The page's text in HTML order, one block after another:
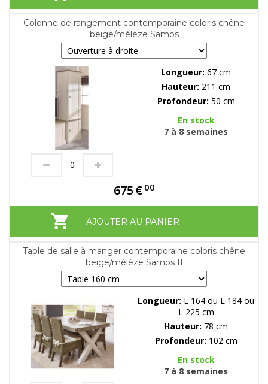
Colonne de rangement contemporaine coloris chêne
beige/mélèze Samos
Longueur: 67 cm
Hauteur: 211 cm
Profondeur: 50 cm
En stock
7 à 8 semaines
675€ 00
AJOUTER AU PANIER
Table de salle à manger contemporaine coloris chêne
beige/mélèze Samos II
Longueur: L 164 ou L 184 ou
L 225 cm
Hauteur: 78 cm
Profondeur: 102 cm
En stock
7 à 8 semaines